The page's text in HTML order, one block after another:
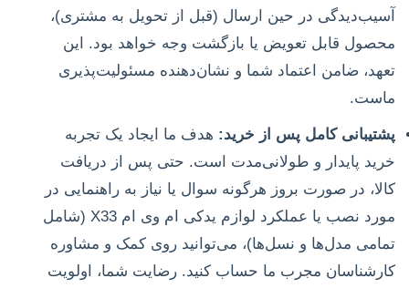
آسیب‌دیدگی در حین ارسال (قبل از تحویل به مشتری)،
محصول قابل تعویض یا بازگشت وجه خواهد بود. این
تعهد، ضامن اعتماد شما و نشان‌دهنده مسئولیت‌پذیری
ماست.
پشتیبانی کامل پس از خرید: هدف ما ایجاد یک تجربه
خرید پایدار و طولانی‌مدت است. حتی پس از دریافت
کالا، در صورت بروز هرگونه سوال یا نیاز به راهنمایی در
مورد نصب یا عملکرد لوازم یدکی ام وی ام X33 (شامل
تمامی مدل‌ها و نسل‌ها)، می‌توانید روی کمک و مشاوره
کارشناسان مجرب ما حساب کنید. رضایت شما، اولویت